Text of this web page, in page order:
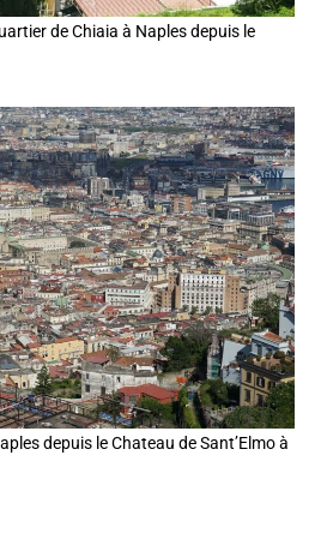
de Chiaia à Naples depuis le
depuis le Chateau de Sant’Elmo à